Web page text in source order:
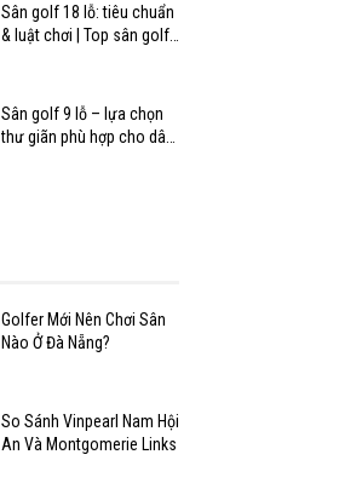
Sân golf 18 lỗ: tiêu chuẩn
& luật chơi | Top sân golf
Sân golf 9 lỗ – lựa chọn
thư giãn phù hợp cho dân
Golfer Mới Nên Chơi Sân
Nào Ở Đà Nẵng?
So Sánh Vinpearl Nam Hội
An Và Montgomerie Links